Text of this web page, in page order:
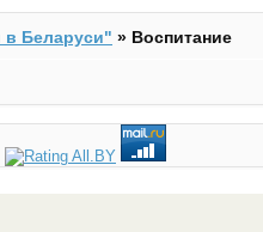
в Беларуси" » Воспитание